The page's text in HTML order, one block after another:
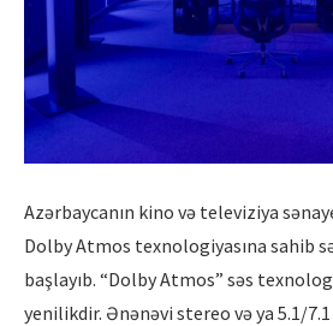
Azərbaycanın kino və televiziya
Dolby Atmos texnologiyasına sahib
başlayıb. “Dolby Atmos” səs
yenilikdir. Ənənəvi stereo və ya 5.1/